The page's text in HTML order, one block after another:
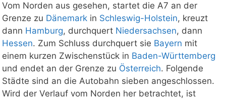
Vom Norden aus gesehen, startet die A7 an der
Grenze zu Dänemark in Schleswig-Holstein, kreuzt
dann Hamburg, durchquert Niedersachsen, dann
Hessen. Zum Schluss durchquert sie Bayern mit
einem kurzen Zwischenstück in Baden-Württemberg
und endet an der Grenze zu Österreich. Folgende
Städte sind an die Autobahn sieben angeschlossen.
Wird der Verlauf vom Norden her betrachtet, ist